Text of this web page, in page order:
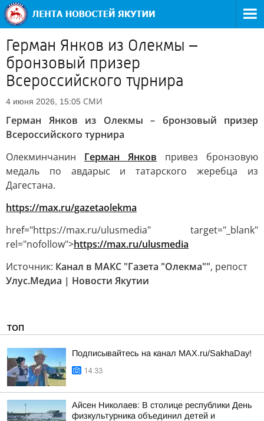
Герман Янков из Олекмы –
бронзовый призер
Всероссийского турнира
4 июня 2026, 15:05 СМИ
Герман Янков из Олекмы – бронзовый призер
Всероссийского турнира
Олекминчанин Герман Янков привез бронзовую
медаль по авдарыс и татарского жеребца из
Дагестана.
https://max.ru/gazetaolekma
href="https://max.ru/ulusmedia" target="_blank"
rel="nofollow">https://max.ru/ulusmedia
Источник: Канал в МАКС "Газета "Олекма"", репост
Улус.Медиа | Новости Якутии
ТОП
Подписывайтесь на канал MAX.ru/SakhaDay!
14:33
Айсен Николаев: В столице республики День
физкультурника объединил детей и